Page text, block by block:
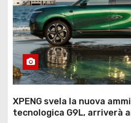
XPENG svela la nuova
tecnologica G9L, arriverà